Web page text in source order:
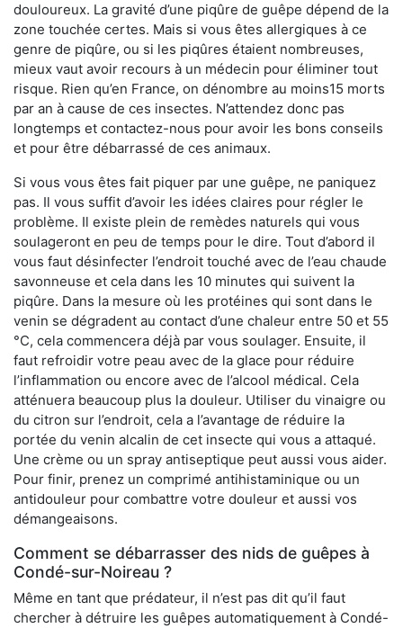
douloureux. La gravité d’une piqûre de guêpe dépend de la
zone touchée certes. Mais si vous êtes allergiques à ce
genre de piqûre, ou si les piqûres étaient nombreuses,
mieux vaut avoir recours à un médecin pour éliminer tout
risque. Rien qu’en France, on dénombre au moins15 morts
par an à cause de ces insectes. N’attendez donc pas
longtemps et contactez-nous pour avoir les bons conseils
et pour être débarrassé de ces animaux.
Si vous vous êtes fait piquer par une guêpe, ne paniquez
pas. Il vous suffit d’avoir les idées claires pour régler le
problème. Il existe plein de remèdes naturels qui vous
soulageront en peu de temps pour le dire. Tout d’abord il
vous faut désinfecter l’endroit touché avec de l’eau chaude
savonneuse et cela dans les 10 minutes qui suivent la
piqûre. Dans la mesure où les protéines qui sont dans le
venin se dégradent au contact d’une chaleur entre 50 et 55
°C, cela commencera déjà par vous soulager. Ensuite, il
faut refroidir votre peau avec de la glace pour réduire
l’inflammation ou encore avec de l’alcool médical. Cela
atténuera beaucoup plus la douleur. Utiliser du vinaigre ou
du citron sur l’endroit, cela a l’avantage de réduire la
portée du venin alcalin de cet insecte qui vous a attaqué.
Une crème ou un spray antiseptique peut aussi vous aider.
Pour finir, prenez un comprimé antihistaminique ou un
antidouleur pour combattre votre douleur et aussi vos
démangeaisons.
Comment se débarrasser des nids de guêpes à
Condé-sur-Noireau ?
Même en tant que prédateur, il n’est pas dit qu’il faut
chercher à détruire les guêpes automatiquement à Condé-